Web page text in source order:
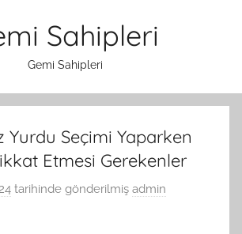
Sahipleri
Gemi Sahipleri
Yurdu Seçimi Yaparken
Etmesi Gerekenler
tarihinde gönderilmiş admin